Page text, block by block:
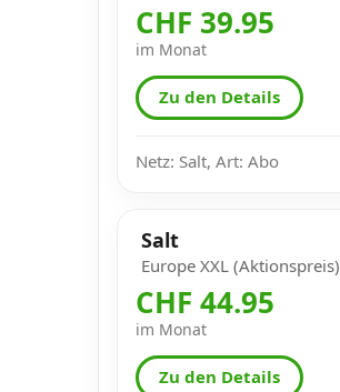
CHF 39.95
im Monat
Zu den Details
Netz: Salt, Art: Abo
Salt
Europe XXL (Aktionspreis)
CHF 44.95
im Monat
Zu den Details